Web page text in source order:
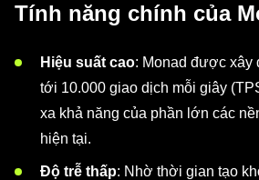
Tính năng chính của
Hiệu suất cao: Monad được xây
tới 10.000 giao dịch mỗi giây
xa khả năng của phần lớn các
hiện tại.
Độ trễ thấp: Nhờ thời gian tạo